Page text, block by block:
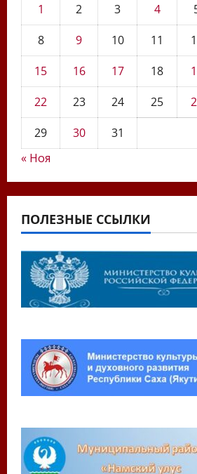
1 2 3 4
8
9 10 11
15
16 17 18
22
23 24 25
29
30
31
« Ноя
ПОЛЕЗНЫЕ ССЫЛКИ